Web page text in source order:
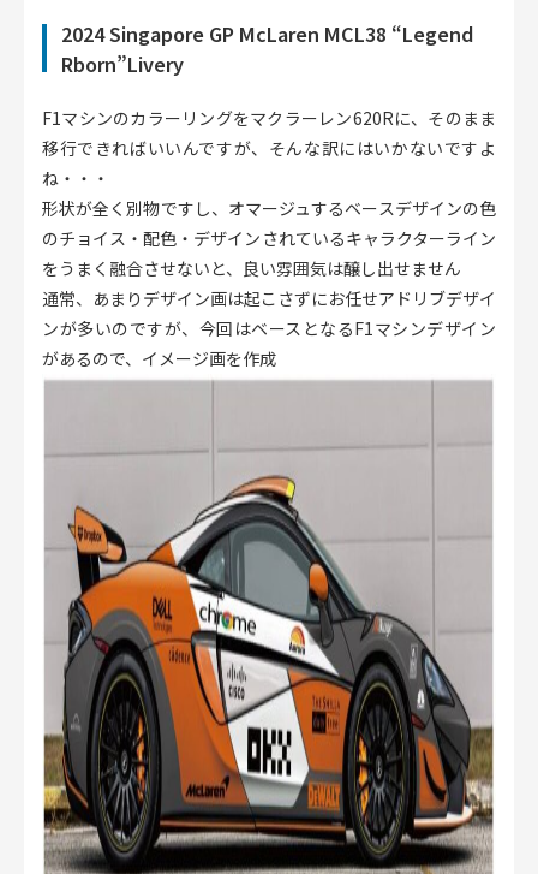
2024 Singapore GP McLaren MCL38 “Legend
Rborn”Livery
F1マシンのカラーリングをマクラーレン620Rに、そのまま
移行できればいいんですが、そんな訳にはいかないですよ
ね・・・
形状が全く別物ですし、オマージュするベースデザインの色
のチョイス・配色・デザインされているキャラクターライン
をうまく融合させないと、良い雰囲気は醸し出せません
通常、あまりデザイン画は起こさずにお任せアドリブデザイ
ンが多いのですが、今回はベースとなるF1マシンデザイン
があるので、イメージ画を作成